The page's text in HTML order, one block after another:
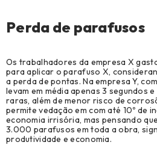
Perda de parafusos
Os trabalhadores da empresa X
para aplicar o parafuso X,
a perda de pontas. Na empresa Y,
levam em média apenas 3 segundos
raras, além de menor risco de
permite vedação em com até 10º de
economia irrisória, mas pensando
3.000 parafusos em toda a obra,
produtividade e economia.
Manutenção, Reparo e
Modelação, Ferramentaria e
Notícias (9)
Original Equipment